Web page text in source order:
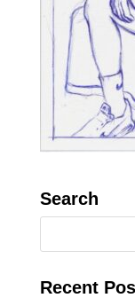
Search
Recent